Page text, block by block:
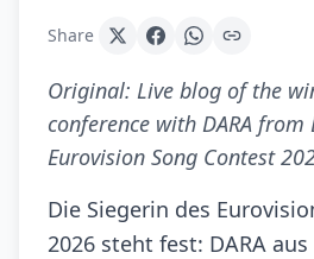
Share
Original: Live blog of the
conference with DARA
Eurovision Song Contest
Die Siegerin des
2026 steht fest: DARA